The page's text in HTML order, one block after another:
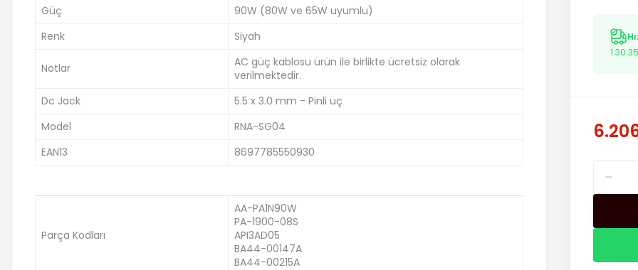
Güç
90W (80W ve 65W uyumlu)
Renk
Siyah
Notlar
AC güç kablosu ürün ile birlikte ücretsiz olarak
verilmektedir.
Dc Jack
5.5 x 3.0 mm - Pinli uç
Model
RNA-SG04
EAN13
8697785550930
Parça Kodları
AA-PA1N90W
PA-1900-08S
API3AD05
BA44-00147A
BA44-00215A
1:30:35